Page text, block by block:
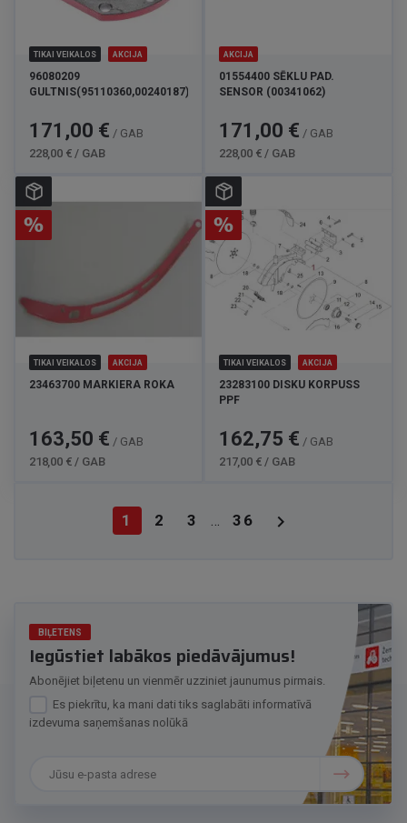
TIKAI VEIKALOS AKCIJA
96080209
GULTNIS(95110360,00240187)
Cena
171,00 € / GAB
228,00 € / GAB
AKCIJA
01554400 SĒKLU PAD.
SENSOR (00341062)
Cena
171,00 € / GAB
228,00 € / GAB
TIKAI VEIKALOS AKCIJA
23463700 MARKIERA ROKA
Cena
163,50 € / GAB
218,00 € / GAB
TIKAI VEIKALOS AKCIJA
23283100 DISKU KORPUSS
PPF
Cena
162,75 € / GAB
217,00 € / GAB
1 2 3 … 36 
BIĻETENS
Iegūstiet labākos piedāvājumus!
Abonējiet biļetenu un vienmēr uzziniet jaunumus pirmais.
Es piekrītu, ka mani dati tiks saglabāti informatīvā
izdevuma saņemšanas nolūkā